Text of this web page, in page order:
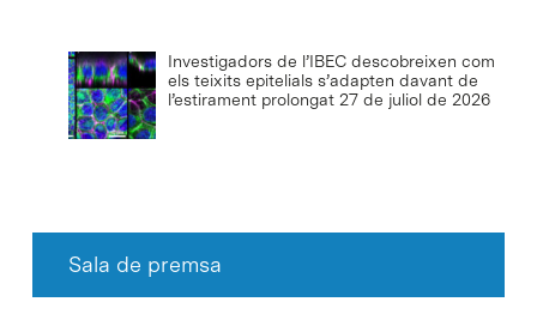
Investigadors de l’IBEC descobreixen com
els teixits epitelials s’adapten davant de
l’estirament prolongat 27 de juliol de 2026
Sala de premsa